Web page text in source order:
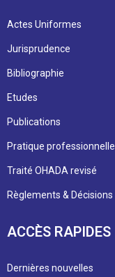
Actes Uniformes
Jurisprudence
Bibliographie
Etudes
Publications
Pratique professionnelle
Traité OHADA revisé
Règlements & Décisions
ACCÈS RAPIDES
Dernières nouvelles